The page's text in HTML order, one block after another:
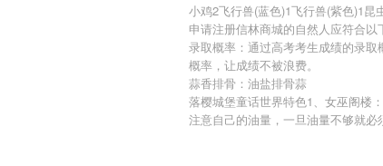
小鸡2飞行兽(蓝色)1飞行兽(紫色)1昆
申请注册信林商城的自然人应符合以
录取概率：通过高考考生成绩的录
概率，让成绩不被浪费。
蒜香排骨：油盐排骨蒜
落樱城堡童话世界特色1、女巫阁楼
注意自己的油量，一旦油量不够就必